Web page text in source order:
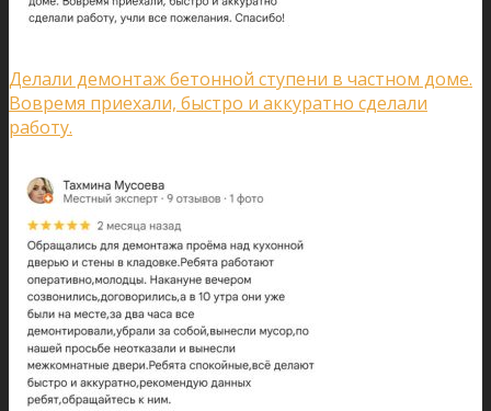
Делали демонтаж бетонной ступени в частном доме.
Вовремя приехали, быстро и аккуратно сделали
работу.